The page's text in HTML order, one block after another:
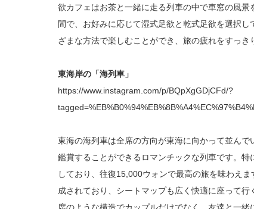
欲カフェはお茶と一緒に走る列車の中で車窓の風
間で、お好みに応じて湿式足欲と乾式足欲を選択
ざまな方法で楽しむことができ、旅の疲れをすっき
東海岸の「海列車」
https://www.instagram.com/p/BQpXgGDjCFd/?
東海の海列車は全席の方向が東海に向かって並ん
鑑賞することができるロマンチックな列車です。
しており、往復15,000ウォンで最高の旅を味わえ
成されており、シートマップも広く快適に座って